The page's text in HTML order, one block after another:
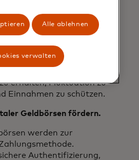
Anzeichen von Abnutzung
ein geringeres
oder sinkende
aktiven Kategorien.
erhalten, Fluktuation zu
Einnahmen zu schützen.
Geldbörsen fördern.
werden zur
Authentifizierung,
Alle ablehnen
verwalten